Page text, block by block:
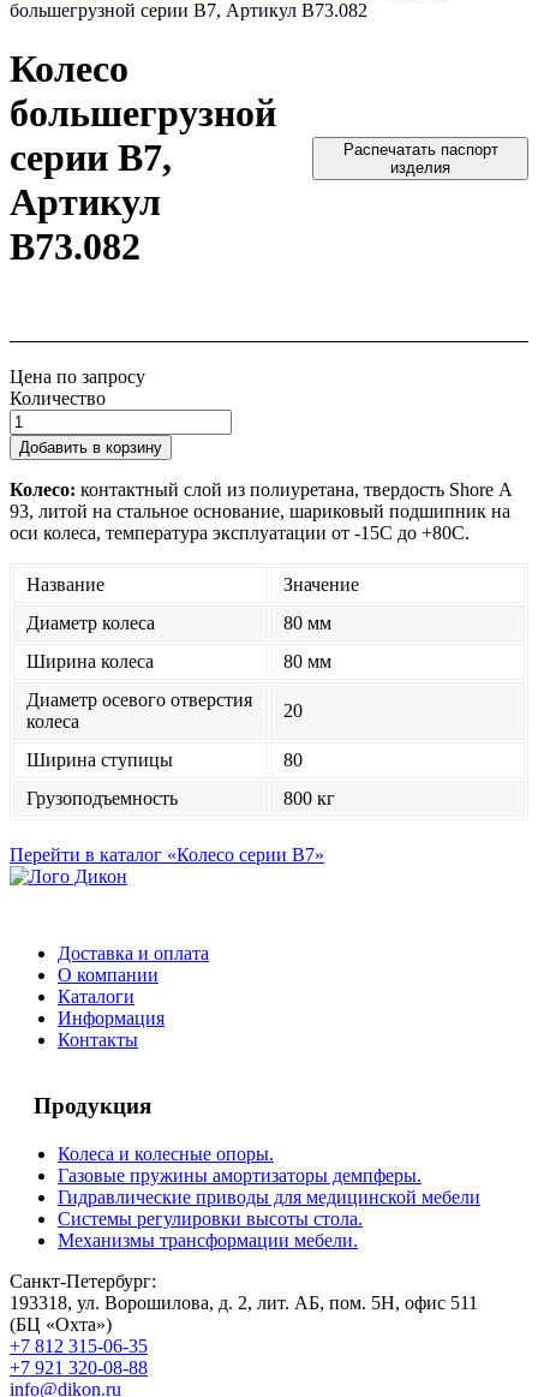
большегрузной серии B7, Артикул B73.082
Колесо
большегрузной
серии B7,
Артикул
B73.082
Распечатать паспорт
изделия
Колесо: контактный слой из полиуретана, твердость Shore А
93, литой на стальное основание, шариковый подшипник на
оси колеса, температура эксплуатации от -15С до +80С.
Название
Значение
Диаметр колеса
80 мм
Ширина колеса
80 мм
Диаметр осевого отверстия
колеса
20
Ширина ступицы
80
Грузоподъемность
800 кг
Цена по запросу
Количество
Добавить в корзину
Перейти в каталог «Колесо серии B7»
Доставка и оплата
О компании
Каталоги
Информация
Контакты
Продукция
Колеса и колесные опоры.
Газовые пружины амортизаторы демпферы.
Гидравлические приводы для медицинской мебели
Системы регулировки высоты стола.
Механизмы трансформации мебели.
Санкт-Петербург:
193318, ул. Ворошилова, д. 2, лит. АБ, пом. 5Н, офис 511
(БЦ «Охта»)
+7 812 315-06-35
+7 921 320-08-88
info@dikon.ru